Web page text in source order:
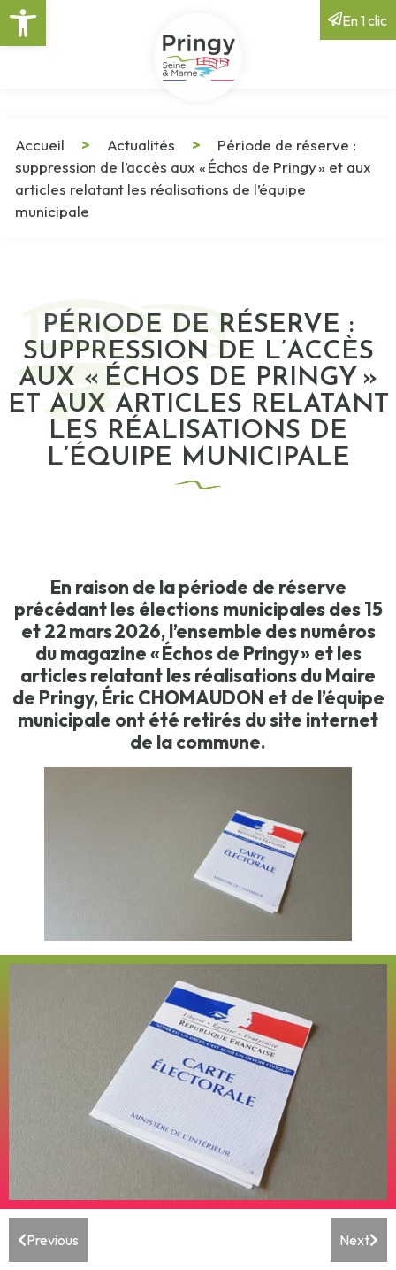
Ouvrir la barre d’outils En 1 clic
Accueil > Actualités >
Période de réserve :
suppression de l’accès aux « Échos de Pringy » et aux
articles relatant les réalisations de l’équipe
municipale
PÉRIODE DE RÉSERVE :
SUPPRESSION DE L’ACCÈS
AUX « ÉCHOS DE PRINGY »
ET AUX ARTICLES RELATANT
LES RÉALISATIONS DE
L’ÉQUIPE MUNICIPALE
En raison de la période de réserve
précédant les élections municipales des 15
et 22 mars 2026, l’ensemble des numéros
du magazine « Échos de Pringy » et les
articles relatant les réalisations du Maire
de Pringy, Éric CHOMAUDON et de l’équipe
municipale ont été retirés du site internet
de la commune.
Previous Next